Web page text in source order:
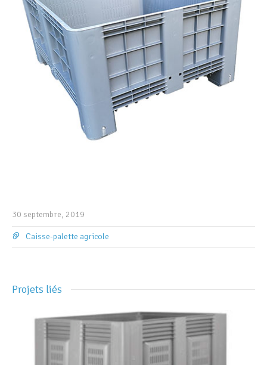
30 septembre, 2019
Caisse-palette agricole
Projets liés